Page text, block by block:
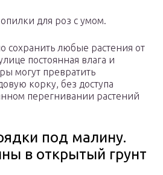
для роз с умом.
сохранить любые растения от
постоянная влага и
могут превратить
корку, без доступа
перегнивании растений
под малину.
в открытый грунт